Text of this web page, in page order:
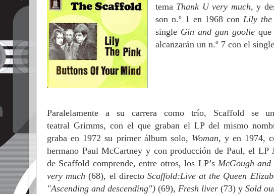
tema Thank U very much, y
son n.º 1 en 1968 conLily
single Gin and gan goolie
alcanzarán un n.º 7 con el single
Paralelamente a su carrera como trío, Scaffold se
teatral Grimms, con el que graban el LP del mismo
graba en 1972 su primer álbum solo, Woman, y en 1974,
hermano Paul McCartney y con producción de Paul, el LP
de Scaffold comprende, entre otros, los LP’s McGoughand
very much(68), el directo Scaffold:Live at the Queen
"Ascending and descending") (69), Fresh liver (73) y Sold